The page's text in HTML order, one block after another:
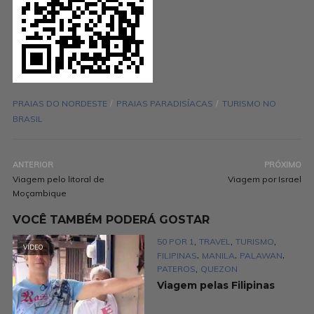
PRAIAS DO NORDESTE PRAIAS PARADISÍACAS
TURISMO NO
BRASIL
ANTERIOR
Viagem pelo litoral de
Moçambique
PRÓXIMO
Viagem por Israel
VOCÊ TAMBÉM PODERÁ GOSTAR
VÍDEO
50 POR 1, TRAVEL, TURISMO,
FILIPINAS, MANILA, PALAWAN,
PATEROS, QUEZON
Viagem pelas Filipinas